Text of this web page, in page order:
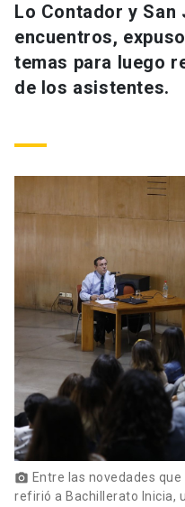
Futuros estudiantes
Estudiantes
Alumni
Padres y familia
Vecinos
Go to english site
ACCESOS DIRECTOS
Mi Portal UC launch
Biblioteca
Donaciones launch
Lo Contador y San
encuentros,
temas para luego
de los asistentes.
photo_camera Entre las novedades
refirió a Bachillerato Inicia,